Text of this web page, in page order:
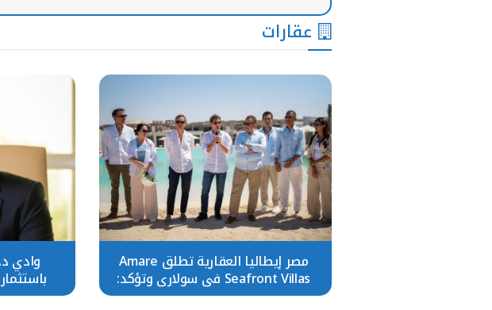
عقارات
مصر إيطاليا العقارية تطلق Amare
Seafront Villas في سولاري وتؤكد:
التنفيذ يسبق البيع
وادي